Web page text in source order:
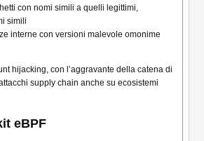
con nomi simili a quelli legittimi,
simili
interne con versioni malevole omonime
hijacking, con l’aggravante della catena di
supply chain anche su ecosistemi
eBPF